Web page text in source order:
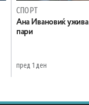
СПОРТ
Ана Ивановиќ ужива
пари
пред 1 ден